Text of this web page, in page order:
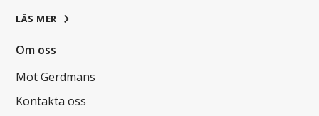
LÄS MER
Om oss
Möt Gerdmans
Kontakta oss